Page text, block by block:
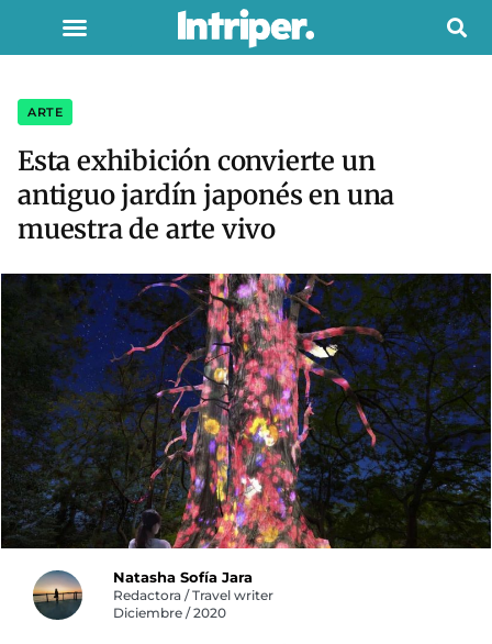
ARTE
Esta exhibición convierte un
antiguo jardín japonés en una
muestra de arte vivo
Natasha Sofía Jara
Redactora / Travel writer
Diciembre / 2020